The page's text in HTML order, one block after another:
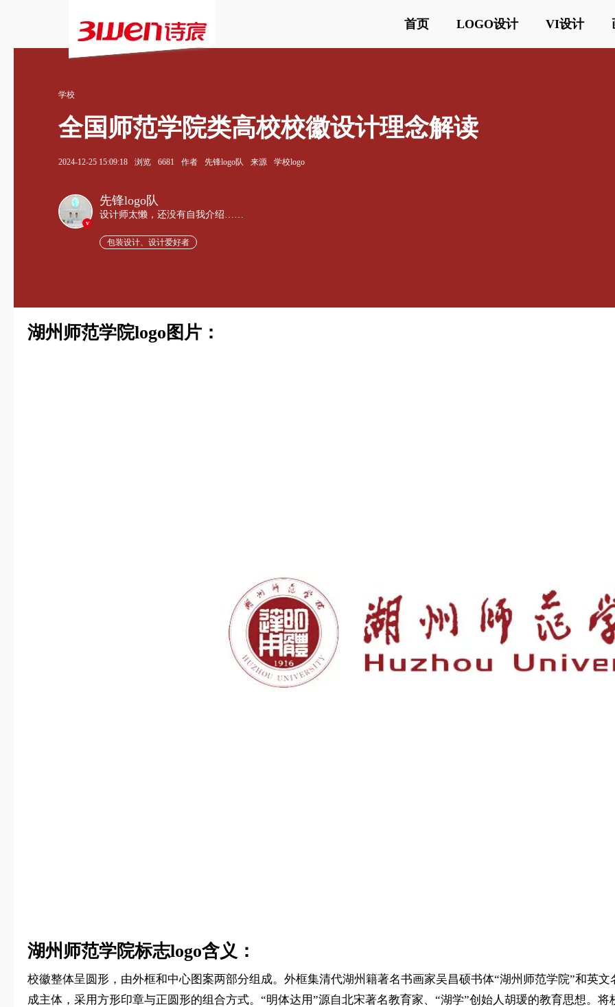
首页 LOGO设计 VI设计
学校
全国师范学院类高校校徽设计理念解读
2024-12-25 15:09:18 浏览 6681 作者 先锋logo队 来源 学校logo
v
先锋logo队
设计师太懒，还没有自我介绍……
包装设计、设计爱好者
湖州师范学院logo图片：
湖州师范学院标志logo含义：
校徽整体呈圆形，由外框和中心图案两部分组成。外框集清代湖州籍著名书画家吴昌硕书体“湖州师范学院”和英
成主体，采用方形印章与正圆形的组合方式。“明体达用”源自北宋著名教育家、“湖学”创始人胡瑗的教育思想。